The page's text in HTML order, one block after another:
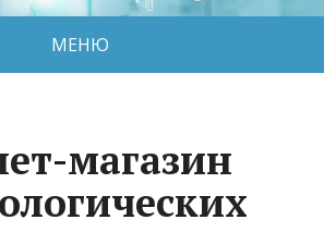
МЕНЮ
магазин